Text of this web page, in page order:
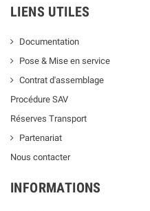
LIENS UTILES
Documentation
Pose & Mise en service
Contrat d'assemblage
Procédure SAV
Réserves Transport
Partenariat
Nous contacter
INFORMATIONS